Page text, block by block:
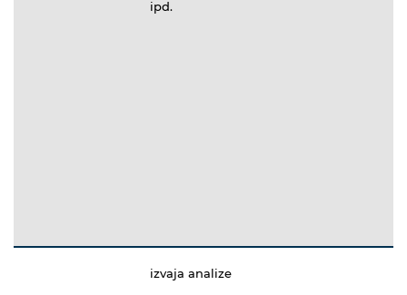
ipd.
izvaja analize